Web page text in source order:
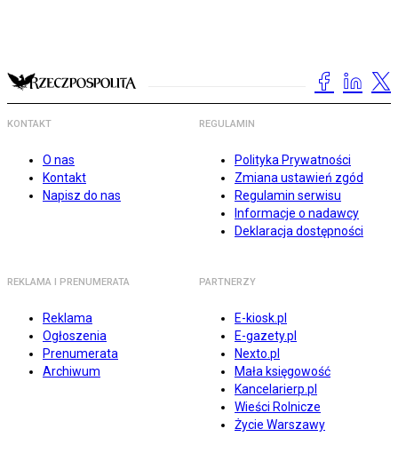
KONTAKT
O nas
Kontakt
Napisz do nas
REGULAMIN
Polityka Prywatności
Zmiana ustawień zgód
Regulamin serwisu
Informacje o nadawcy
Deklaracja dostępności
REKLAMA I PRENUMERATA
Reklama
Ogłoszenia
Prenumerata
Archiwum
PARTNERZY
E-kiosk.pl
E-gazety.pl
Nexto.pl
Mała księgowość
Kancelarierp.pl
Wieści Rolnicze
Życie Warszawy